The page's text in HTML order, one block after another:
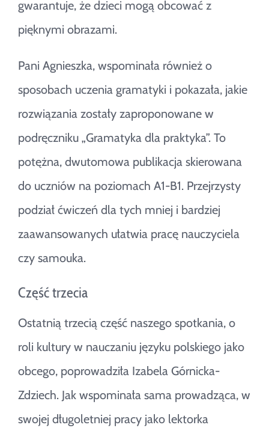
gwarantuje, że dzieci mogą obcować z
pięknymi obrazami.
Pani Agnieszka, wspominała również o
sposobach uczenia gramatyki i pokazała, jakie
rozwiązania zostały zaproponowane w
podręczniku „Gramatyka dla praktyka”. To
potężna, dwutomowa publikacja skierowana
do uczniów na poziomach A1-B1. Przejrzysty
podział ćwiczeń dla tych mniej i bardziej
zaawansowanych ułatwia pracę nauczyciela
czy samouka.
Część trzecia
Ostatnią trzecią część naszego spotkania, o
roli kultury w nauczaniu języku polskiego jako
obcego, poprowadziła Izabela Górnicka-
Zdziech. Jak wspominała sama prowadząca, w
swojej długoletniej pracy jako lektorka